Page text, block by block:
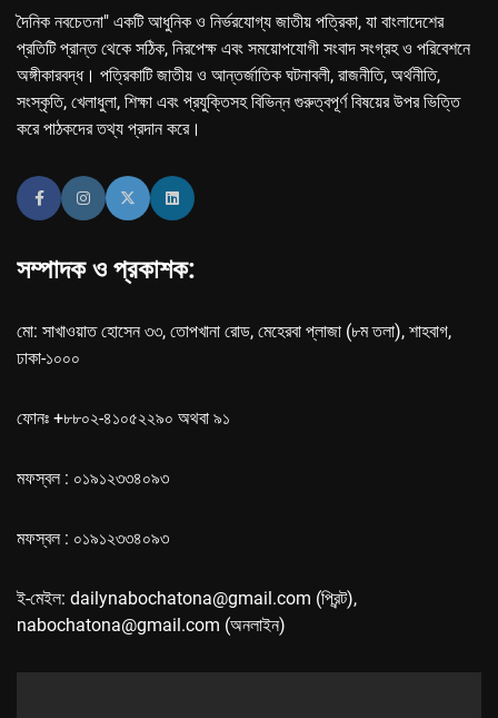
দৈনিক নবচেতনা" একটি আধুনিক ও নির্ভরযোগ্য জাতীয় পত্রিকা, যা বাংলাদেশের
প্রতিটি প্রান্ত থেকে সঠিক, নিরপেক্ষ এবং সময়োপযোগী সংবাদ সংগ্রহ ও পরিবেশনে
অঙ্গীকারবদ্ধ। পত্রিকাটি জাতীয় ও আন্তর্জাতিক ঘটনাবলী, রাজনীতি, অর্থনীতি,
সংস্কৃতি, খেলাধুলা, শিক্ষা এবং প্রযুক্তিসহ বিভিন্ন গুরুত্বপূর্ণ বিষয়ের উপর ভিত্তি
করে পাঠকদের তথ্য প্রদান করে।
সম্পাদক ও প্রকাশক:
মো: সাখাওয়াত হোসেন ৩৩, তোপখানা রোড, মেহেরবা প্লাজা (৮ম তলা), শাহবাগ,
ঢাকা-১০০০
ফোনঃ +৮৮০২-৪১০৫২২৯০ অথবা ৯১
মফস্বল : ০১৯১২৩৩৪০৯৩
মফস্বল : ০১৯১২৩৩৪০৯৩
ই-মেইল: dailynabochatona@gmail.com (প্রিন্ট),
nabochatona@gmail.com (অনলাইন)